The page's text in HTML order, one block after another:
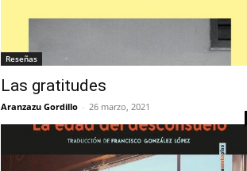
Reseñas
Las gratitudes
Aranzazu Gordillo - 26 marzo, 2021